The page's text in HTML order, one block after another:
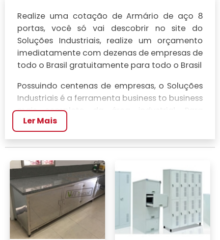
Realize uma cotação de Armário de aço 8
portas, você só vai descobrir no site do
Soluções Industriais, realize um orçamento
imediatamente com dezenas de empresas de
todo o Brasil gratuitamente para todo o Brasil
Possuindo centenas de empresas, o Soluções
Industriais é a ferramenta business to business
mais completo da área industrial. Para
realizar um orçamento de Armário de aço 8
portas, clique em um ou mais dos anuciantes
a seguir:
Ler Mais